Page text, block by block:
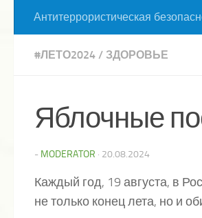
Антитеррористическая
#ЛЕТО2024 / ЗДОРОВЬЕ
Яблочные
- MODERATOR · 20.08.2024
Каждый год, 19 августа, в
не только конец лета, но и